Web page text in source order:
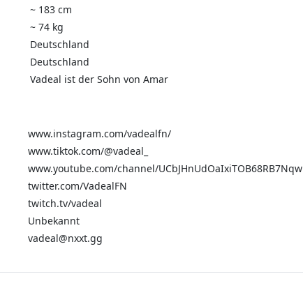
~ 183 cm
~ 74 kg
Deutschland
Deutschland
Vadeal ist der Sohn von Amar
www.instagram.com/vadealfn/
www.tiktok.com/@vadeal_
www.youtube.com/channel/UCbJHnUdOaIxiTOB68RB7Nqw
twitter.com/VadealFN
twitch.tv/vadeal
Unbekannt
vadeal@nxxt.gg